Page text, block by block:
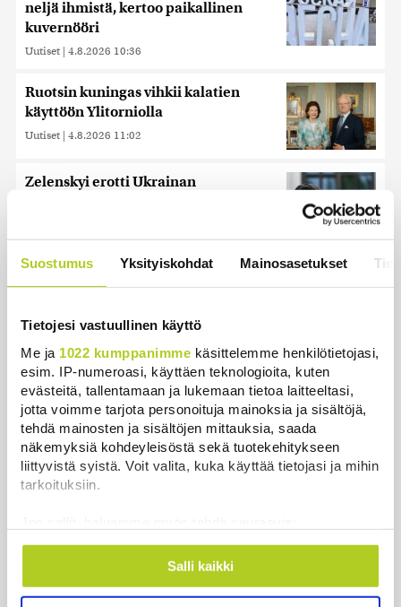
Suostumus Yksityiskohdat Mainosasetukset
Tietojesi vastuullinen käyttö
Me ja 1022 kumppanimme käsittelemme henkilötietojasi,
esim. IP-numeroasi, käyttäen teknologioita, kuten
evästeitä, tallentamaan ja lukemaan tietoa laitteeltasi,
jotta voimme tarjota personoituja mainoksia ja sisältöjä,
tehdä mainosten ja sisältöjen mittauksia, saada
näkemyksiä kohdeyleisöstä sekä tuotekehitykseen
liittyvistä syistä. Voit valita, kuka käyttää tietojasi ja mihin
tarkoituksiin.
Kerätä tietoja maantieteellisestä sijainnistasi,
mahdollisesti muutaman metrin tarkkuudella
ominaispiirteitä aktiivisesti (sormenjäljen
Salli kaikki
neljä ihmistä, kertoo paikallinen
kuvernööri
Uutiset | 4.8.2026 10:36
Ruotsin kuningas vihkii kalatien
käyttöön Ylitorniolla
Uutiset | 4.8.2026 11:02
Zelenskyi erotti Ukrainan
Ukrainan mukaan yhtään Venäjän
ohjusta ei kyetty pudottamaan
ihmistä
Uutiset | 5.8.2026 9:21
Sisäministeri Rantanen: Lausuntoni
Espanjan erottamisesta Schengen-
alueesta oli Suomen sisäministerin
puhetta
Uutiset 4.8.2026 15:07
Kansaa johdettiin harhaan